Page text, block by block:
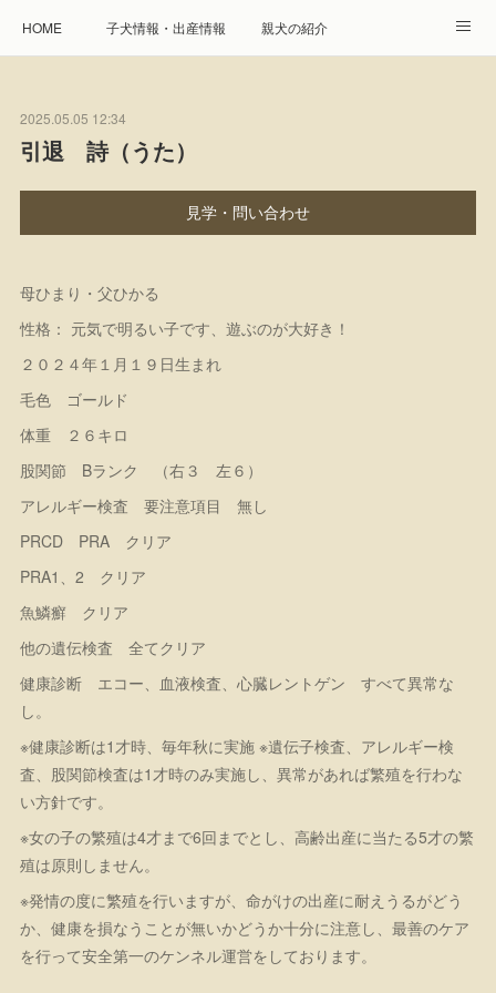
HOME 子犬情報・出産情報 親犬の紹介
遺伝疾患への取り組み
プレジール親睦会 特定商取引に基づく表記
2025.05.05 12:34
引退 詩（うた）
見学・問い合わせ
母ひまり・父ひかる
性格： 元気で明るい子です、遊ぶのが大好き！
２０２４年１月１９日生まれ
毛色 ゴールド
体重 ２６キロ
股関節 Bランク （右３ 左６）
アレルギー検査 要注意項目 無し
PRCD PRA クリア
PRA1、2 クリア
魚鱗癬 クリア
他の遺伝検査 全てクリア
健康診断 エコー、血液検査、心臓レントゲン すべて異常な
し。
※健康診断は1才時、毎年秋に実施 ※遺伝子検査、アレルギー検
査、股関節検査は1才時のみ実施し、異常があれば繁殖を行わな
い方針です。
※女の子の繁殖は4才まで6回までとし、高齢出産に当たる5才の繁
殖は原則しません。
※発情の度に繁殖を行いますが、命がけの出産に耐えうるがどう
か、健康を損なうことが無いかどうか十分に注意し、最善のケア
を行って安全第一のケンネル運営をしております。